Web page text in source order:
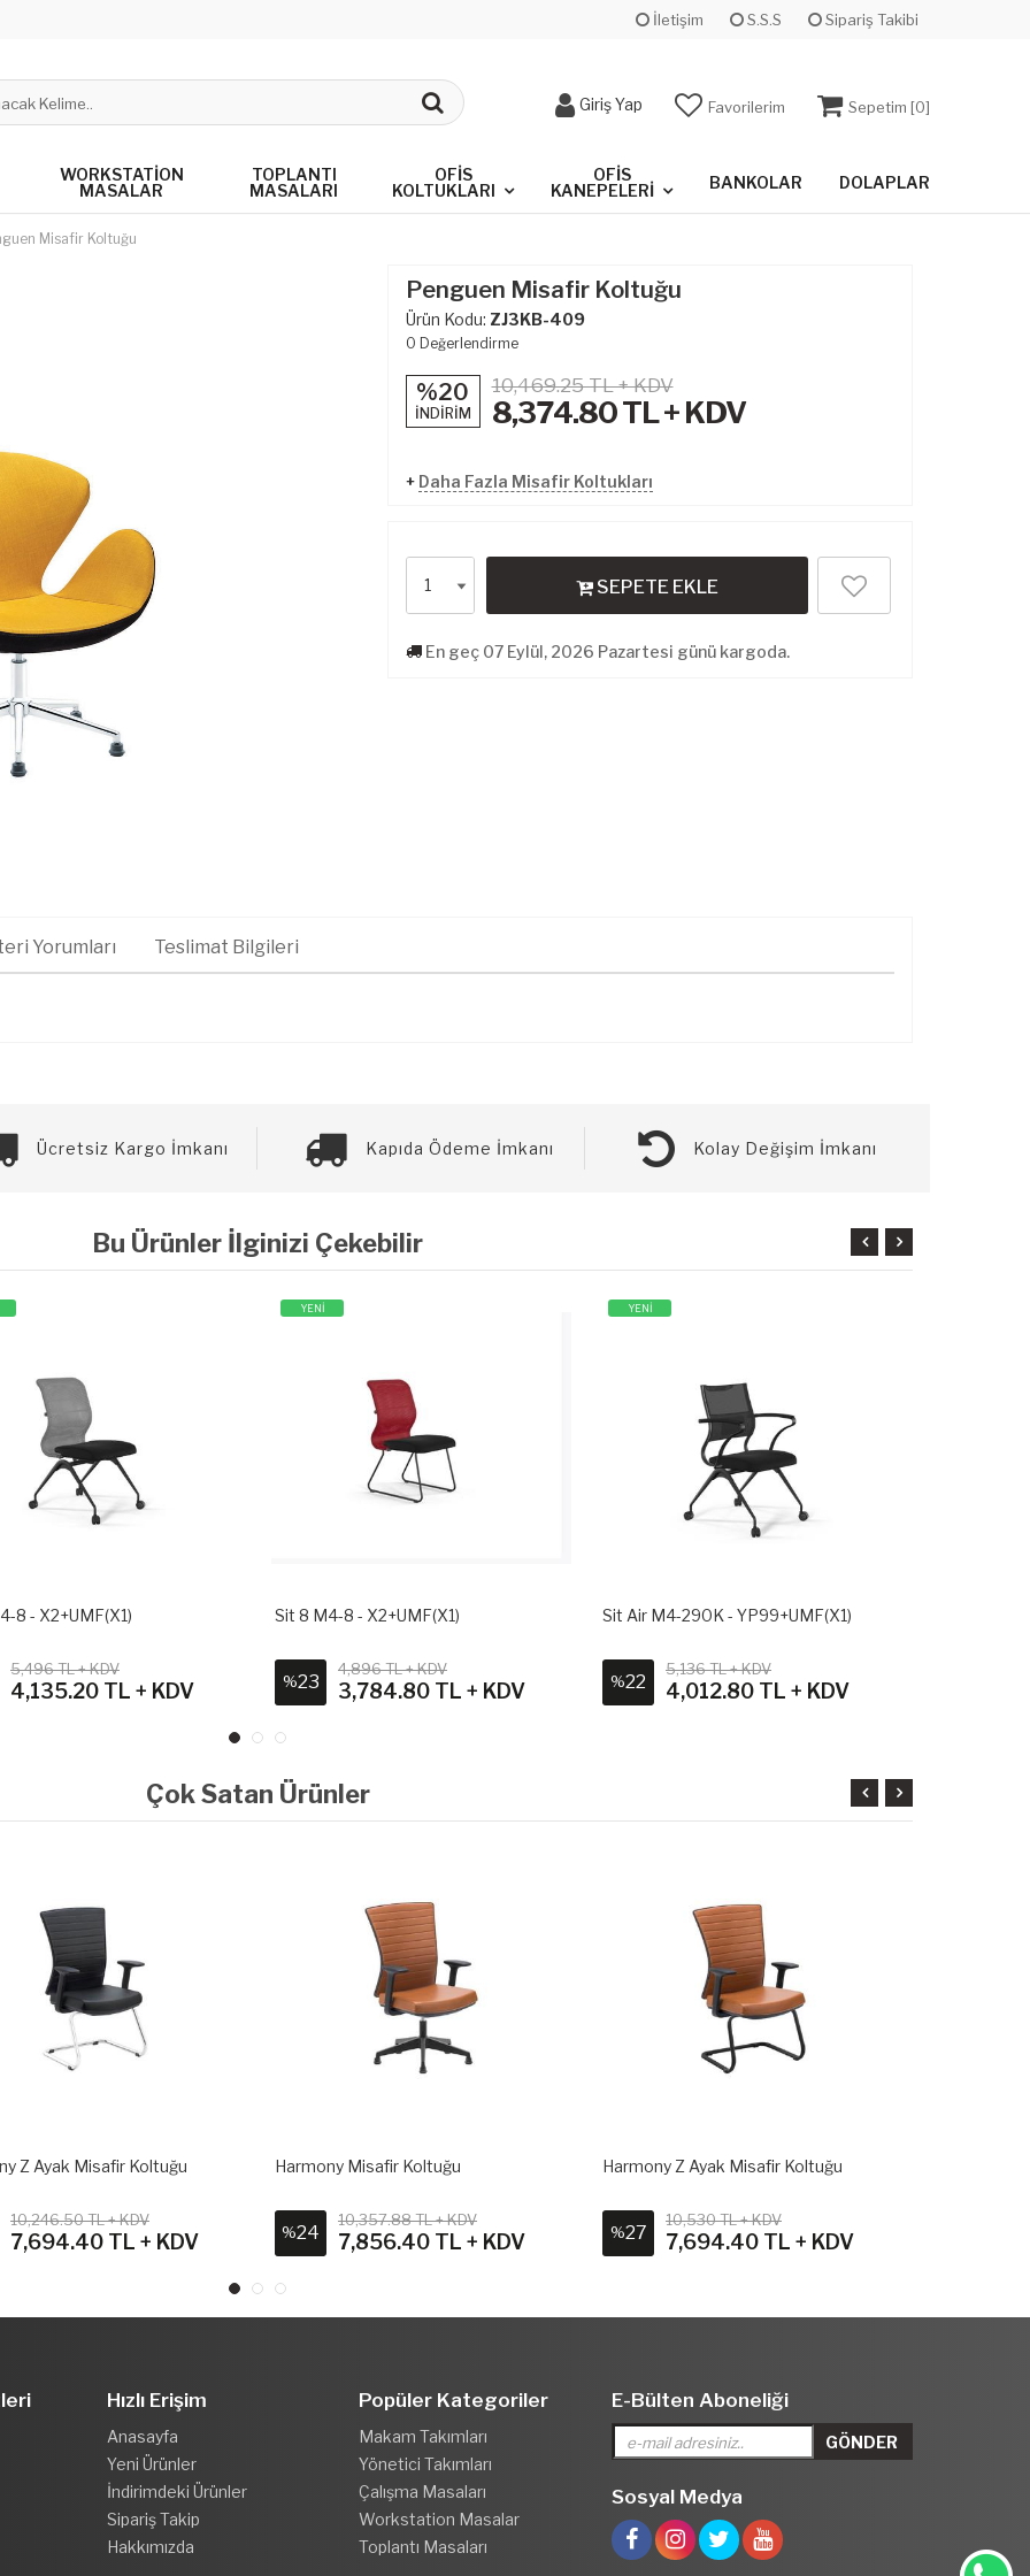
İletişim S.S.S Sipariş Takibi
Giriş Yap Favorilerim Sepetim [0]
WORKSTATION
MASALAR
TOPLANTI
MASALARI
OFIS
KOLTUKLARI
OFIS
KANEPELERI
BANKOLAR DOLAPLAR
Misafir Koltuğu
Penguen Misafir Koltuğu
Ürün Kodu: ZJ3KB-409
0 Değerlendirme
%20
İNDİRİM
10,469.25 TL + KDV
8,374.80TL + KDV
+ Daha Fazla Misafir Koltukları
SEPETE EKLE
En geç 07 Eylül, 2026 Pazartesi günü kargoda.
Yorumları Teslimat Bilgileri
Ücretsiz Kargo İmkanı Kapıda Ödeme İmkanı Kolay Değişim İmkanı
Bu Ürünler İlginizi Çekebilir
Sit 8 M4-8 - X2+UMF(X1)
% 23
4,896 TL + KDV
3,784.80 TL + KDV
Sit Air M4-290K - YP99+UMF(X1)
% 22
5,136 TL + KDV
4,012.80 TL + KDV
Sit Air M4-290K - YP99+UMF(X1)
%26
4,980 TL + KDV
3,688.80 TL + KDV
Çok Satan Ürünler
Misafir Koltuğu
TL + KDV
TL + KDV
Harmony Misafir Koltuğu
10,357.88 TL + KDV
7,856.40 TL + KDV
Harmony Z Ayak Misafir Koltuğu
10,530 TL + KDV
7,694.40 TL + KDV
Hızlı Erişim
Anasayfa
Yeni Ürünler
İndirimdeki Ürünler
Sipariş Takip
Hakkımızda
Popüler Kategoriler
Makam Takımları
Yönetici Takımları
Çalışma Masaları
Workstation Masalar
Toplantı Masaları
E-Bülten Aboneliği
Sosyal Medya